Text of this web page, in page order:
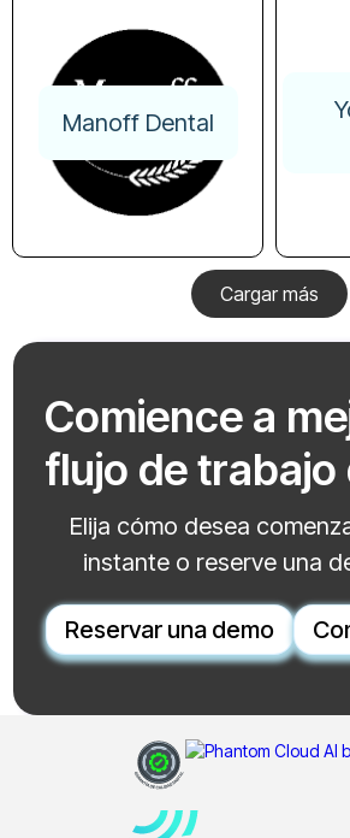
Manoff Dental
Cargar más
Comience a
flujo de trabajo
Elija cómo desea
instante o reserve una
Reservar una demo